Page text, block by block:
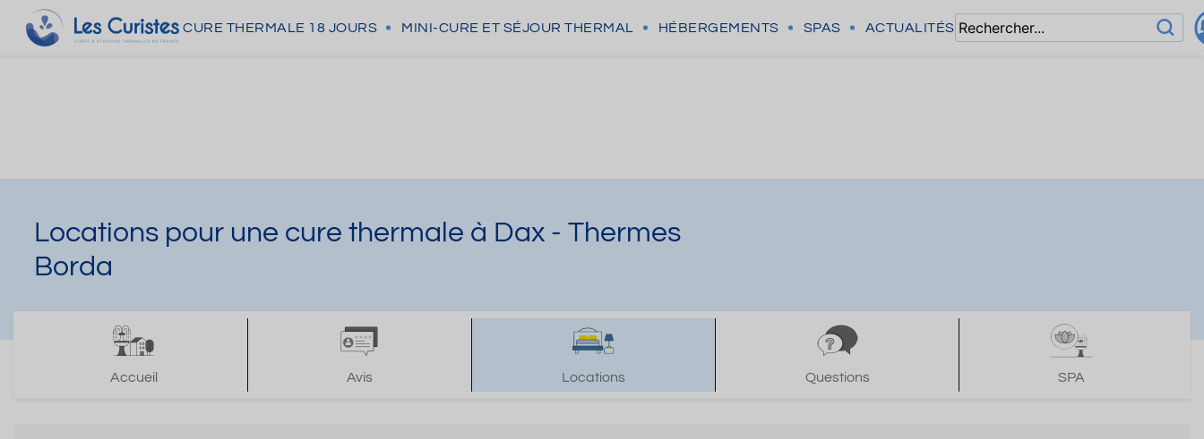
CURE THERMALE 18 JOURS MINI-CURE ET SÉJOUR THERMAL HÉBERGEMENTS SPAS ACTUALITÉS
Locations pour une cure thermale à Dax - Thermes
Borda
Accueil Avis Locations Questions SPA